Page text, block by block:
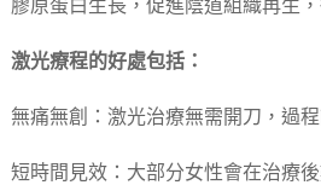
膠原蛋白生長，促進陰道組織再生
激光療程的好處包括：
無痛無創：激光治療無需開刀，過
短時間見效：大部分女性會在治療